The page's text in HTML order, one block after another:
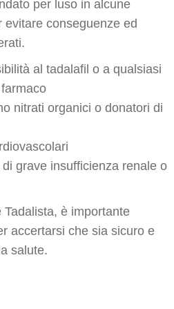
per luso in alcune
conseguenze ed
al tadalafil o a qualsiasi
nitrati organici o donatori di
grave insufficienza renale o
è importante
accertarsi che sia sicuro e
salute.